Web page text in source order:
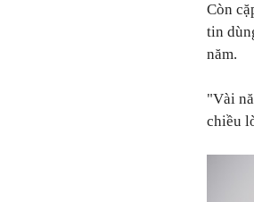
Còn
tin
năm.
"Vài
chiều